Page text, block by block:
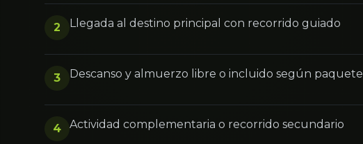
2 Llegada al destino principal con recorrido guiado
3 Descanso y almuerzo libre o incluido según paquete
4 Actividad complementaria o recorrido secundario